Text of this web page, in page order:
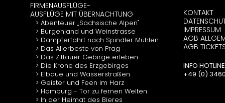
FIRMENAUSFLÜGE-
AUSFLÜGE MIT ÜBERNACHTUNG
Abenteuer „Sächsische Alpen"
Burgenland und Weinstrasse
Dampferfahrt nach Spindler Mühlen
Das Allerbeste von Prag
Das Zittauer Gebirge erleben
Die Krone des Erzgebirges
Elbaue und Wasserstraßen
Geister und Feen im Harz
Hamburg - Tor zu fernen Welten
In der Heimat des Bieres
KONTAKT
IMPRESSUM
AGB
AGB
INFO HOTLINE
+49 (0)